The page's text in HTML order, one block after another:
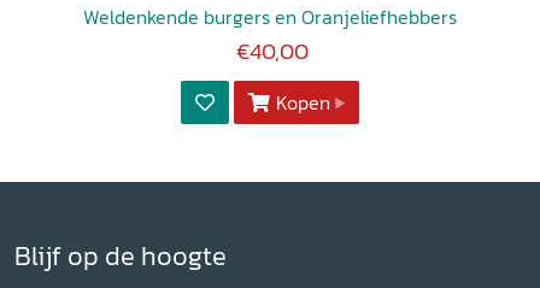
Weldenkende burgers en Oranjeliefhebbers
€40,00
Kopen
Blijf op de hoogte